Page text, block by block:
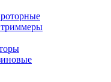
триммеры